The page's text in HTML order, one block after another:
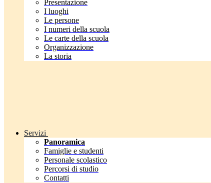
Presentazione
I luoghi
Le persone
I numeri della scuola
Le carte della scuola
Organizzazione
La storia
Servizi
Panoramica
Famiglie e studenti
Personale scolastico
Percorsi di studio
Contatti